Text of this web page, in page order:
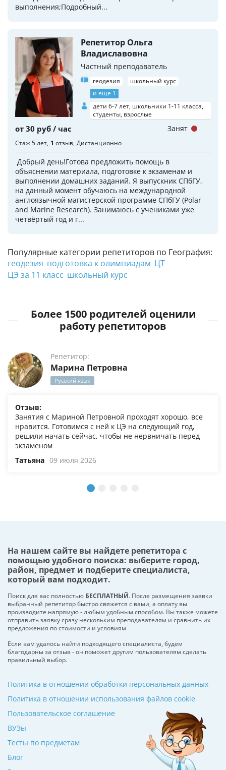
Популярные категории репетиторов по География:
геодезия подготовка к олимпиадам ЦТ
ЦЭ за 11 класс школьный курс
выполнения;Подробный...
Репетитор Ольга
Владиславовна
Частный преподаватель
геодезия
школьный курс
и еще 1
дети 6-7 лет, школьники 1-11 класса,
студенты, взрослые
от 30 руб / час
Стаж 5 лет 1 отзыв Дистанционно
Добрый день!Готова предложить помощь в
объяснении материала, подготовке к экзаменам и
выполнении домашних заданий. Я выпускник СПбГУ,
на данный момент обучаюсь на международной
англоязычной магистерской программе СПбГУ (Polar
and Marine Research). Занимаюсь с учениками уже
четвёртый год и г...
Занят
Более 1500 родителей оценили
работу репетиторов
Репетитор:
Марина Петровна
Русский язык
Отзыв:
Занятия с Мариной Петровной проходят хорошо, все
нравится. Готовимся с ней к ЦЭ на следующий год,
решили начать сейчас, чтобы не нервничать перед
экзаменом
Татьяна 09 июля 2026
На нашем сайте вы найдете репетитора с
помощью удобного поиска: выберите город,
район, предмет и подберите специалиста,
который вам подходит.
Поиск для вас полностью БЕСПЛАТНЫЙ. После размещения заявки
выбранный репетитор быстро свяжется с вами, а оплату вы
производите напрямую - любым удобным способом. Вы также можете
отправить заявку сразу нескольким преподавателям и сравнить их
предложения по стоимости и условиям
Если вам удалось найти подходящего специалиста, будем
благодарны за отзыв - он поможет другим пользователям сделать
правильный выбор.
ВУЗы
Тесты по предметам
Блог
Политика в отношении обработки персональных данных
Политика в отношении использования файлов cookie
Пользовательское соглашение